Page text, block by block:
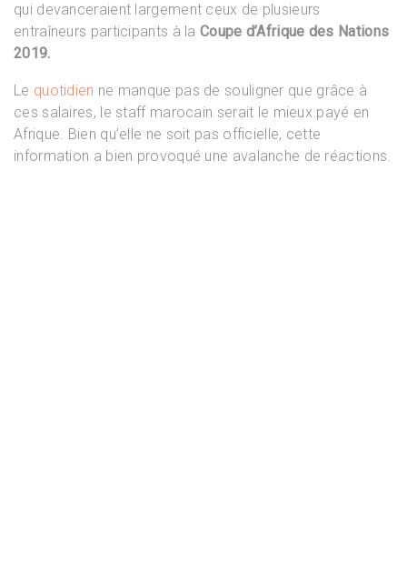
qui devanceraient largement ceux de plusieurs
entraîneurs participants à laCoupe d’Afrique des Nations
2019.
Le quotidien ne manque pas de souligner que grâce à
ces salaires, le staff marocain serait le mieux payé en
Afrique. Bien qu’elle ne soit pas officielle, cette
information a bien provoqué une avalanche de réactions.